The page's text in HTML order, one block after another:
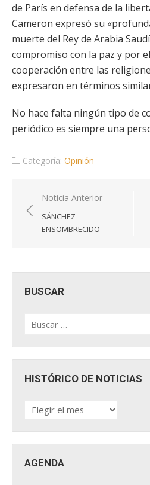
de París en defensa de la
Cameron expresó su
muerte del Rey de Arabia
compromiso con la paz y por
cooperación entre las
expresaron en términos
No hace falta ningún tipo de
periódico es siempre una
Categoría: Opinión
Navegación
de
entradas
Noticia Anterior
SÁNCHEZ
ENSOMBRECIDO
BUSCAR
por:
HISTÓRICO DE NOTICIAS
HISTÓRICO
DE
AGENDA